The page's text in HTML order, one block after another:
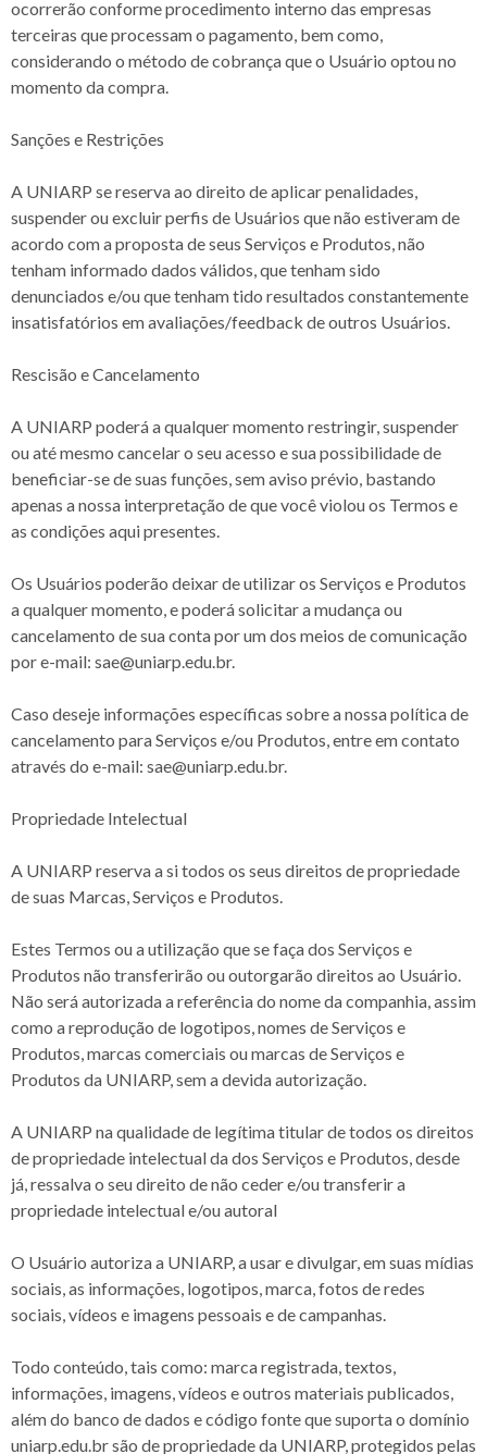
ocorrerão conforme procedimento interno das empresas
terceiras que processam o pagamento, bem como,
considerando o método de cobrança que o Usuário optou no
momento da compra.
Sanções e Restrições
A UNIARP se reserva ao direito de aplicar penalidades,
suspender ou excluir perfis de Usuários que não estiveram de
acordo com a proposta de seus Serviços e Produtos, não
tenham informado dados válidos, que tenham sido
denunciados e/ou que tenham tido resultados constantemente
insatisfatórios em avaliações/feedback de outros Usuários.
Rescisão e Cancelamento
A UNIARP poderá a qualquer momento restringir, suspender
ou até mesmo cancelar o seu acesso e sua possibilidade de
beneficiar-se de suas funções, sem aviso prévio, bastando
apenas a nossa interpretação de que você violou os Termos e
as condições aqui presentes.
Os Usuários poderão deixar de utilizar os Serviços e Produtos
a qualquer momento, e poderá solicitar a mudança ou
cancelamento de sua conta por um dos meios de comunicação
por e-mail: sae@uniarp.edu.br.
Caso deseje informações específicas sobre a nossa política de
cancelamento para Serviços e/ou Produtos, entre em contato
através do e-mail: sae@uniarp.edu.br.
Propriedade Intelectual
A UNIARP reserva a si todos os seus direitos de propriedade
de suas Marcas, Serviços e Produtos.
Estes Termos ou a utilização que se faça dos Serviços e
Produtos não transferirão ou outorgarão direitos ao Usuário.
Não será autorizada a referência do nome da companhia, assim
como a reprodução de logotipos, nomes de Serviços e
Produtos, marcas comerciais ou marcas de Serviços e
Produtos da UNIARP, sem a devida autorização.
A UNIARP na qualidade de legítima titular de todos os direitos
de propriedade intelectual da dos Serviços e Produtos, desde
já, ressalva o seu direito de não ceder e/ou transferir a
propriedade intelectual e/ou autoral
O Usuário autoriza a UNIARP, a usar e divulgar, em suas mídias
sociais, as informações, logotipos, marca, fotos de redes
sociais, vídeos e imagens pessoais e de campanhas.
Todo conteúdo, tais como: marca registrada, textos,
informações, imagens, vídeos e outros materiais publicados,
além do banco de dados e código fonte que suporta o domínio
uniarp.edu.br são de propriedade da UNIARP, protegidos pelas